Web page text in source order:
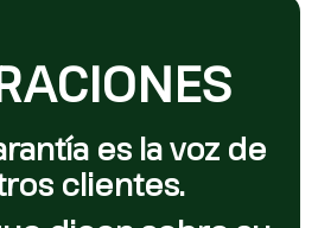
es la voz de
clientes.